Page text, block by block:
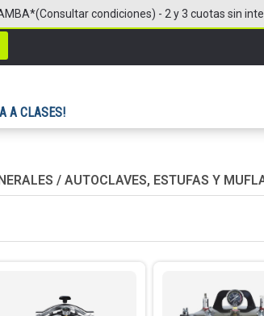
A CLASES!
condiciones) - 2 y 3 cuotas sin
/ AUTOCLAVES, ESTUFAS Y